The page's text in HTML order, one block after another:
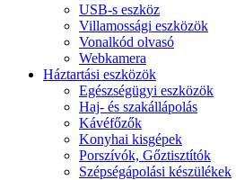
USB-s eszköz
Villamossági eszközök
Vonalkód olvasó
Webkamera
Háztartási eszközök
Egészségügyi eszközök
Haj- és szakállápolás
Kávéfőzők
Konyhai kisgépek
Porszívók, Gőztisztítók
Szépségápolási készülékek